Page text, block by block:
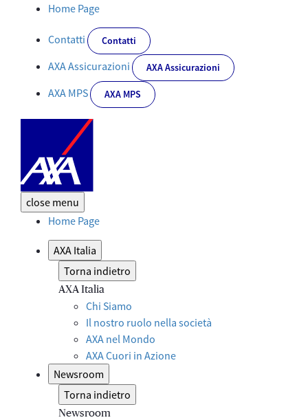
Mobilità internazionale_modale - Corporate
Home Page
Contatti Contatti
AXA Assicurazioni AXA Assicurazioni
AXA MPS AXA MPS
close menu
Home Page
AXA Italia
Torna indietro
AXA Italia
Chi Siamo
Il nostro ruolo nella società
AXA nel Mondo
AXA Cuori in Azione
Newsroom
Torna indietro
Newsroom